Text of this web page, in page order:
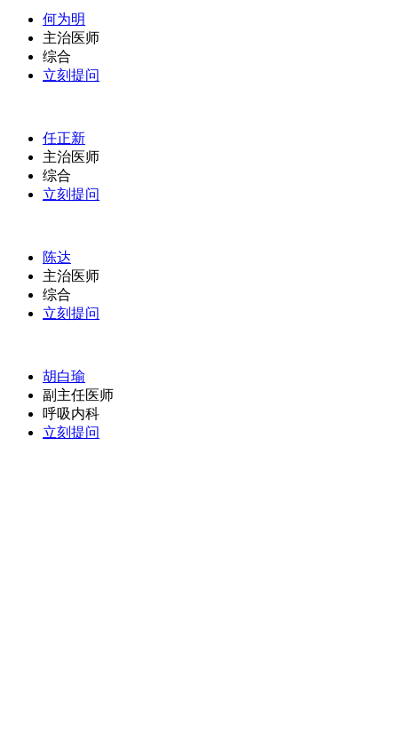
何为明
主治医师
综合
立刻提问
任正新
主治医师
综合
立刻提问
陈达
主治医师
综合
立刻提问
胡白瑜
副主任医师
呼吸内科
立刻提问